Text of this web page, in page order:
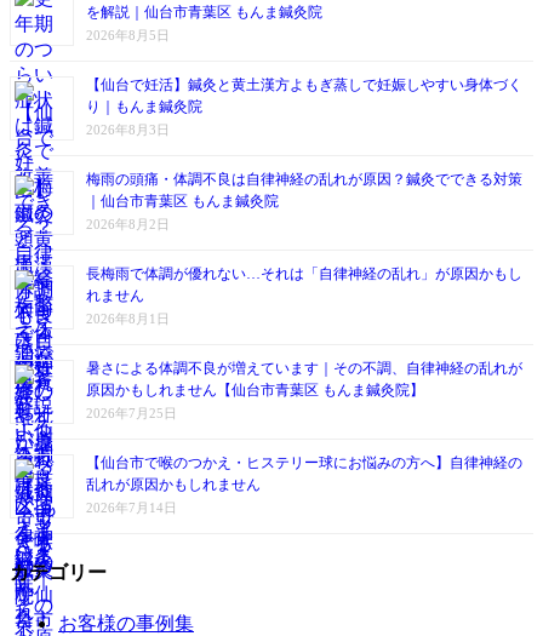
を解説｜仙台市青葉区 もんま鍼灸院
2026年8月5日
【仙台で妊活】鍼灸と黄土漢方よもぎ蒸しで妊娠しやすい身体づく
り｜もんま鍼灸院
2026年8月3日
梅雨の頭痛・体調不良は自律神経の乱れが原因？鍼灸でできる対策
｜仙台市青葉区 もんま鍼灸院
2026年8月2日
長梅雨で体調が優れない…それは「自律神経の乱れ」が原因かもし
れません
2026年8月1日
暑さによる体調不良が増えています｜その不調、自律神経の乱れが
原因かもしれません【仙台市青葉区 もんま鍼灸院】
2026年7月25日
【仙台市で喉のつかえ・ヒステリー球にお悩みの方へ】自律神経の
乱れが原因かもしれません
2026年7月14日
カテゴリー
お客様の事例集